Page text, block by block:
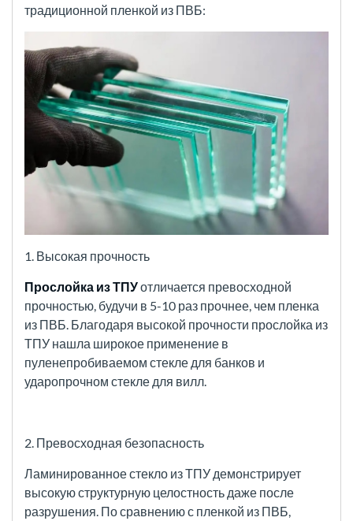
традиционной пленкой из ПВБ:
1. Высокая прочность
Прослойка из ТПУотличается превосходной
прочностью, будучи в 5-10 раз прочнее, чем пленка
из ПВБ. Благодаря высокой прочности прослойка из
ТПУ нашла широкое применение в
пуленепробиваемом стекле для банков и
ударопрочном стекле для вилл.
2. Превосходная безопасность
Ламинированное стекло из ТПУ демонстрирует
высокую структурную целостность даже после
разрушения. По сравнению с пленкой из ПВБ,